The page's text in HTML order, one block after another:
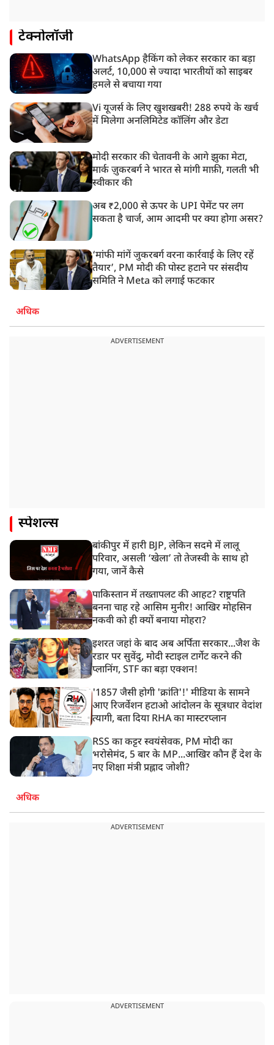
टेक्नोलॉजी
WhatsApp हैकिंग को लेकर सरकार का बड़ा
अलर्ट, 10,000 से ज्यादा भारतीयों को साइबर
हमले से बचाया गया
Vi यूजर्स के लिए खुशखबरी! 288 रुपये के खर्च
में मिलेगा अनलिमिटेड कॉलिंग और डेटा
मोदी सरकार की चेतावनी के आगे झुका मेटा,
मार्क ज़ुकरबर्ग ने भारत से मांगी माफ़ी, गलती भी
स्वीकार की
अब ₹2,000 से ऊपर के UPI पेमेंट पर लग
सकता है चार्ज, आम आदमी पर क्या होगा असर?
‘मांफी मांगें जुकरबर्ग वरना कार्रवाई के लिए रहें
तैयार’, PM मोदी की पोस्ट हटाने पर संसदीय
समिति ने Meta को लगाई फटकार
अधिक
ADVERTISEMENT
स्पेशल्स
बांकीपुर में हारी BJP, लेकिन सदमे में लालू
परिवार, असली ‘खेला’ तो तेजस्वी के साथ हो
गया, जानें कैसे
पाकिस्तान में तख्तापलट की आहट? राष्ट्रपति
बनना चाह रहे आसिम मुनीर! आखिर मोहसिन
नकवी को ही क्यों बनाया मोहरा?
इशरत जहां के बाद अब अर्पिता सरकार...जैश के
रडार पर सुवेंदु, मोदी स्टाइल टार्गेट करने की
प्लानिंग, STF का बड़ा एक्शन!
'1857 जैसी होगी 'क्रांति'!' मीडिया के सामने
आए रिजर्वेशन हटाओ आंदोलन के सूत्रधार वेदांश
त्यागी, बता दिया RHA का मास्टरप्लान
RSS का कट्टर स्वयंसेवक, PM मोदी का
भरोसेमंद, 5 बार के MP...आखिर कौन हैं देश के
नए शिक्षा मंत्री प्रह्लाद जोशी?
अधिक
ADVERTISEMENT
ADVERTISEMENT